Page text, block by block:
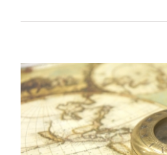
View
Larger
Image